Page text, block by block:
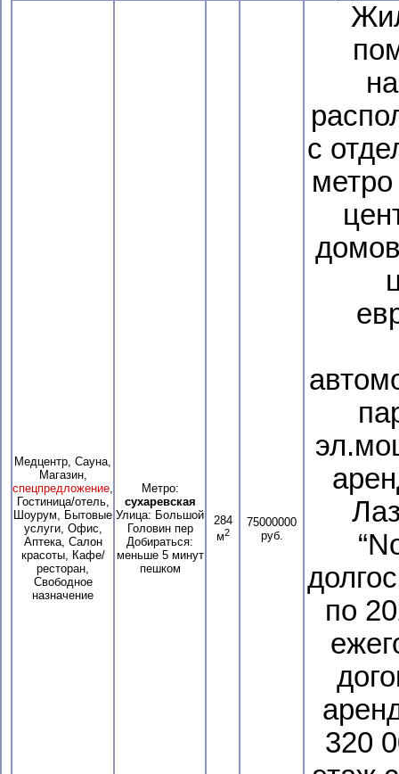
Медцентр, Сауна,
Магазин,
спецпредложение,
Гостиница/отель,
Шоурум, Бытовые
услуги, Офис,
Аптека, Салон
красоты, Кафе/
ресторан,
Свободное
назначение
Метро:
сухаревская
Улица: Большой
Головин пер
Добираться:
меньше 5 минут
пешком
284
м2
75000000
руб.
с
по
320